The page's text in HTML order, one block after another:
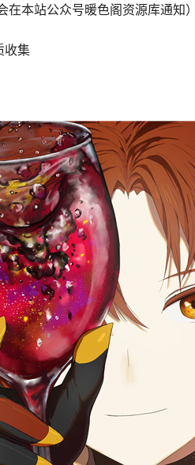
本站公众号暖色阁资源库通知）
收集